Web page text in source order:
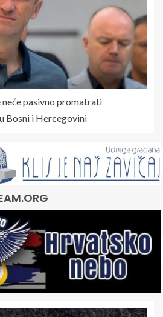
pasivno promatrati
Bosni i Hercegovini